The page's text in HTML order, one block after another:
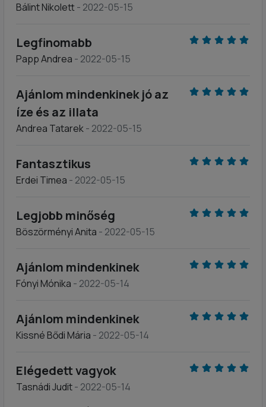
Bálint Nikolett- 2022-05-15
Legfinomabb
Papp Andrea - 2022-05-15
Ajánlom mindenkinek jó az
íze és az illata
Andrea Tatarek- 2022-05-15
Fantasztikus
Erdei Timea - 2022-05-15
Legjobb minőség
Böszörményi Anita - 2022-05-15
Ajánlom mindenkinek
Fónyi Mónika - 2022-05-14
Ajánlom mindenkinek
Kissné Bődi Mária - 2022-05-14
Elégedett vagyok
Tasnádi Judit- 2022-05-14